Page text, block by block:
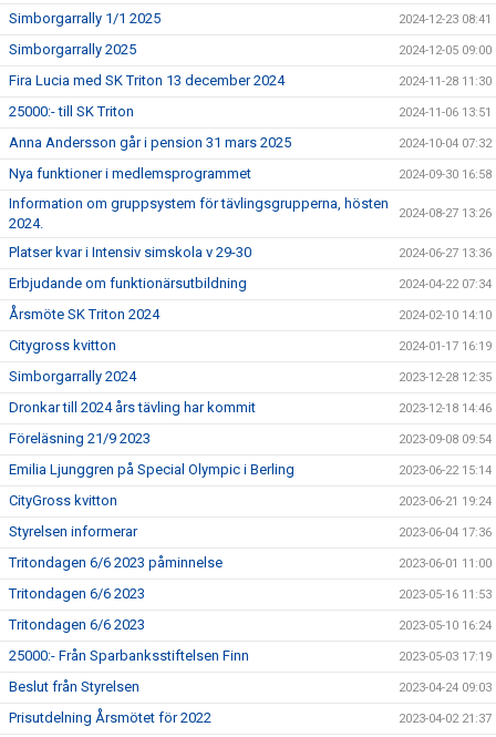
Simborgarrally 1/1 2025 2024-12-23 08:41
Simborgarrally 2025 2024-12-05 09:00
Fira Lucia med SK Triton 13 december 2024 2024-11-28 11:30
25000:- till SK Triton 2024-11-06 13:51
Anna Andersson går i pension 31 mars 2025 2024-10-04 07:32
Nya funktioner i medlemsprogrammet 2024-09-30 16:58
Information om gruppsystem för tävlingsgrupperna, hösten
2024.
2024-08-27 13:26
Platser kvar i Intensiv simskola v 29-30 2024-06-27 13:36
Erbjudande om funktionärsutbildning 2024-04-22 07:34
Årsmöte SK Triton 2024 2024-02-10 14:10
Citygross kvitton 2024-01-17 16:19
Simborgarrally 2024 2023-12-28 12:35
Dronkar till 2024 års tävling har kommit 2023-12-18 14:46
Föreläsning 21/9 2023 2023-09-08 09:54
Emilia Ljunggren på Special Olympic i Berling 2023-06-22 15:14
CityGross kvitton 2023-06-21 19:24
Styrelsen informerar 2023-06-04 17:36
Tritondagen 6/6 2023 påminnelse 2023-06-01 11:00
Tritondagen 6/6 2023 2023-05-16 11:53
Tritondagen 6/6 2023 2023-05-10 16:24
25000:- Från Sparbanksstiftelsen Finn 2023-05-03 17:19
Beslut från Styrelsen 2023-04-24 09:03
Prisutdelning Årsmötet för 2022 2023-04-02 21:37